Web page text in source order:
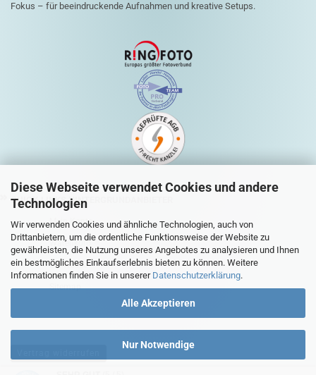
Diese Webseite verwendet Cookies und andere
Technologien
Wir verwenden Cookies und ähnliche Technologien, auch von
Drittanbietern, um die ordentliche Funktionsweise der Website zu
gewährleisten, die Nutzung unseres Angebotes zu analysieren und Ihnen
ein bestmögliches Einkaufserlebnis bieten zu können. Weitere
Informationen finden Sie in unserer Datenschutzerklärung.
Alle Akzeptieren
Nur Notwendige
Fokus – für beeindruckende Aufnahmen und kreative Setups.
QUICK-LINKS HINTERGRUNDANBIETER
Mein Konto
Warenkorb
Zur Kasse
Sitemap